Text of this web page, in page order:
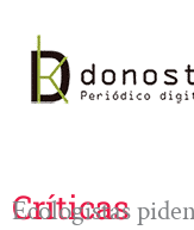
contenido
Críticas
Ecologistas